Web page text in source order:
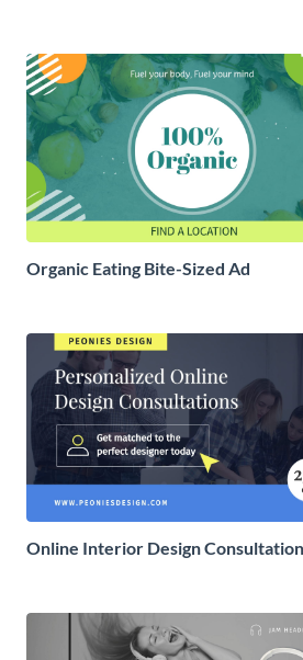
Organic Eating Bite-Sized Ad
Online Interior Design